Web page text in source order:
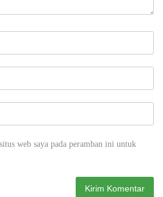
web saya pada peramban ini untuk